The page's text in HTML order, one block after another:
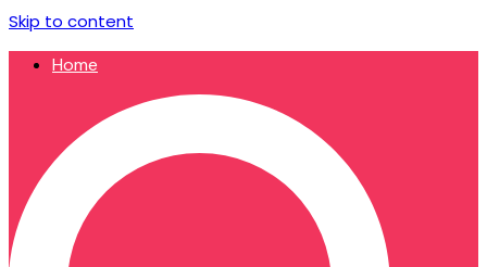
Skip to content
Home